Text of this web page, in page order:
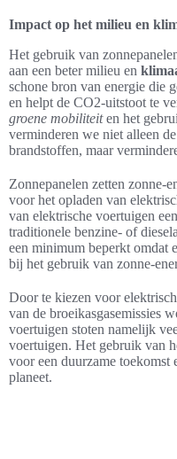
Impact op het milieu en
Het gebruik van
aan een beter milieu en
schone bron van energie die
en helpt de CO2-uitstoot te
groene mobiliteiten het
verminderen we niet alleen
brandstoffen, maar
Zonnepanelen zetten zonne-
voor het opladen van
van elektrische voertuigen
traditionele benzine- of
een minimum beperkt omdat
bij het gebruik van zonne-
Door te kiezen voor
van de broeikasgasemissies
voertuigen stoten namelijk
voertuigen. Het gebruik van
voor een duurzame toekomst
planeet.